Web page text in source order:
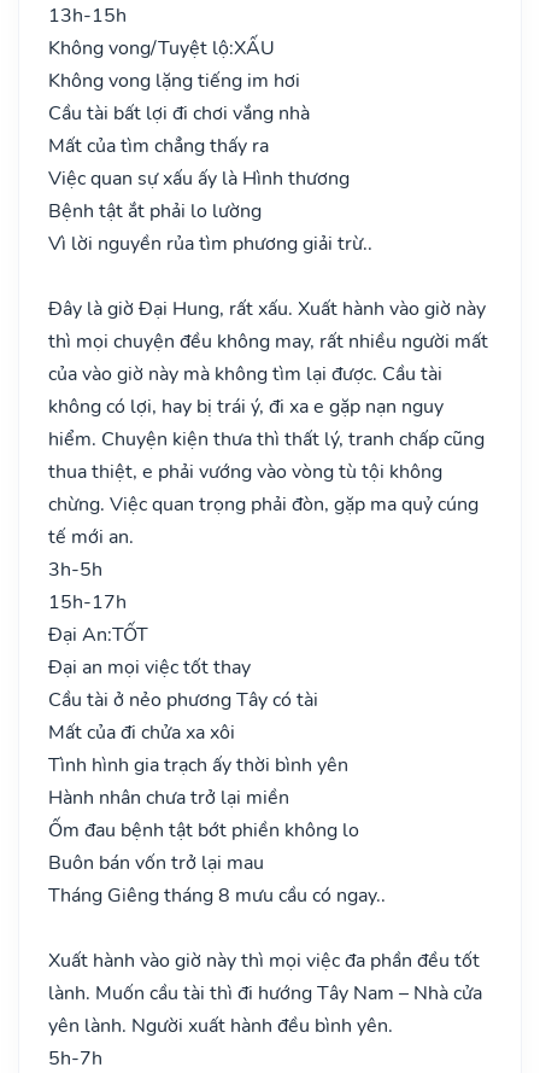
13h-15h
Không vong/Tuyệt lộ:XẤU
Không vong lặng tiếng im hơi
Cầu tài bất lợi đi chơi vắng nhà
Mất của tìm chẳng thấy ra
Việc quan sự xấu ấy là Hình thương
Bệnh tật ắt phải lo lường
Vì lời nguyền rủa tìm phương giải trừ..
Đây là giờ Đại Hung, rất xấu. Xuất hành vào giờ này
thì mọi chuyện đều không may, rất nhiều người mất
của vào giờ này mà không tìm lại được. Cầu tài
không có lợi, hay bị trái ý, đi xa e gặp nạn nguy
hiểm. Chuyện kiện thưa thì thất lý, tranh chấp cũng
thua thiệt, e phải vướng vào vòng tù tội không
chừng. Việc quan trọng phải đòn, gặp ma quỷ cúng
tế mới an.
3h-5h
15h-17h
Đại An:TỐT
Đại an mọi việc tốt thay
Cầu tài ở nẻo phương Tây có tài
Mất của đi chửa xa xôi
Tình hình gia trạch ấy thời bình yên
Hành nhân chưa trở lại miền
Ốm đau bệnh tật bớt phiền không lo
Buôn bán vốn trở lại mau
Tháng Giêng tháng 8 mưu cầu có ngay..
Xuất hành vào giờ này thì mọi việc đa phần đều tốt
lành. Muốn cầu tài thì đi hướng Tây Nam – Nhà cửa
yên lành. Người xuất hành đều bình yên.
5h-7h